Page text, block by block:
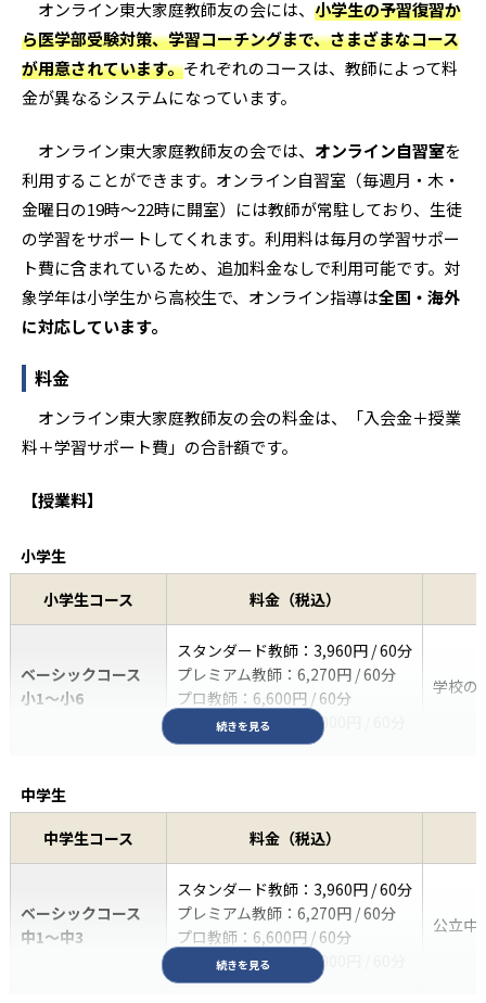
オンライン東大家庭教師友の会には、 小学生の予習復習か
ら医学部受験対策、学習コーチングまで、さまざまなコース
が用意されています。それぞれのコースは、教師によって料
金が異なるシステムになっています。
オンライン東大家庭教師友の会では、 オンライン自習室を
利用することができます。オンライン自習室（毎週月・木・
金曜日の19時〜22時に開室）には教師が常駐しており、生徒
の学習をサポートしてくれます。利用料は毎月の学習サポー
ト費に含まれているため、追加料金なしで利用可能です。対
象学年は小学生から高校生で、オンライン指導は全国・海外
に対応しています。
料金
オンライン東大家庭教師友の会の料金は、「入会金＋授業
料＋学習サポート費」の合計額です。
【授業料】
続きを見る
小学生
小学生コース
料金（税込）
ベーシックコース
小1～小6
スタンダード教師：3,960円 / 60分
プレミアム教師：6,270円 / 60分
プロ教師：6,600円 / 60分
トッププロ教師：11,000円 / 60分
学校の
中学受験準備コース
小1〜小5
プレミアム教師：6,270円 / 60分
プロ教師：8,800円 / 60分
トッププロ教師：11,000円 / 60分
中学受
スタンダード教師：5,060円 / 60分
難関中学出身教師：5,610円 / 60分
プレミアム教師：6,270円 / 60分
プロ教師：8,800円 / 60分
続きを見る
中学生
中学生コース
料金（税込）
ベーシックコース
中1～中3
スタンダード教師：3,960円 / 60分
プレミアム教師：6,270円 / 60分
プロ教師：6,600円 / 60分
トッププロ教師：11,000円 / 60分
公立中